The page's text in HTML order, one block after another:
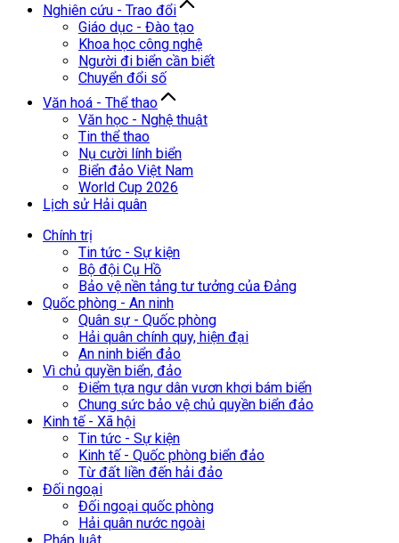
Nghiên cứu - Trao đổi
Giáo dục - Đào tạo
Khoa học công nghệ
Người đi biển cần biết
Chuyển đổi số
Văn hoá - Thể thao
Văn học - Nghệ thuật
Tin thể thao
Nụ cười lính biển
Biển đảo Việt Nam
World Cup 2026
Lịch sử Hải quân
Chính trị
Tin tức - Sự kiện
Bộ đội Cụ Hồ
Bảo vệ nền tảng tư tưởng của Đảng
Quốc phòng - An ninh
Quân sự - Quốc phòng
Hải quân chính quy, hiện đại
An ninh biển đảo
Vì chủ quyền biển, đảo
Điểm tựa ngư dân vươn khơi bám biển
Chung sức bảo vệ chủ quyền biển đảo
Kinh tế - Xã hội
Tin tức - Sự kiện
Kinh tế - Quốc phòng biển đảo
Từ đất liền đến hải đảo
Đối ngoại
Đối ngoại quốc phòng
Hải quân nước ngoài
Pháp luật